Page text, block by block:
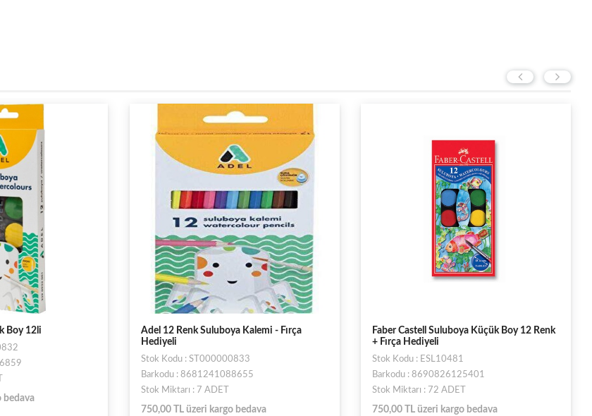
Boy 12li
bedava
Adel 12 Renk Suluboya Kalemi - Fırça
Hediyeli
Stok Kodu : ST000000833
Barkodu : 8681241088655
Stok Miktarı : 7 ADET
750,00 TL üzeri kargo bedava
Faber Castell Suluboya Küçük Boy 12 Renk
+ Fırça Hediyeli
Stok Kodu : ESL10481
Barkodu : 8690826125401
Stok Miktarı : 72 ADET
750,00 TL üzeri kargo bedava